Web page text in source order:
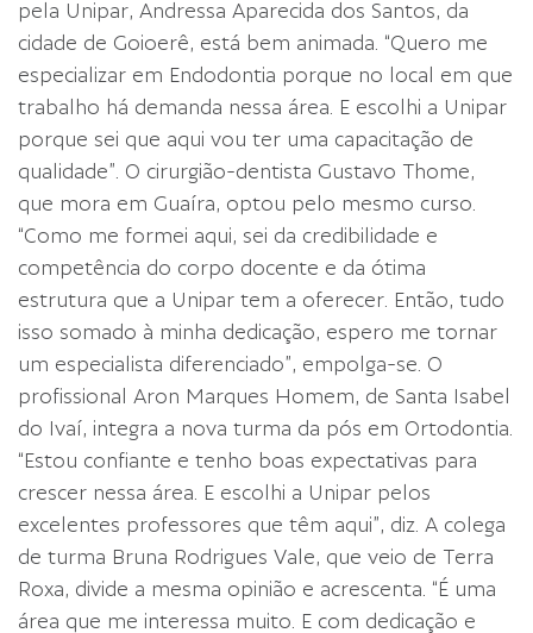
pela Unipar, Andressa Aparecida dos Santos, da
cidade de Goioerê, está bem animada. “Quero me
especializar em Endodontia porque no local em que
trabalho há demanda nessa área. E escolhi a Unipar
porque sei que aqui vou ter uma capacitação de
qualidade”. O cirurgião-dentista Gustavo Thome,
que mora em Guaíra, optou pelo mesmo curso.
“Como me formei aqui, sei da credibilidade e
competência do corpo docente e da ótima
estrutura que a Unipar tem a oferecer. Então, tudo
isso somado à minha dedicação, espero me tornar
um especialista diferenciado”, empolga-se. O
profissional Aron Marques Homem, de Santa Isabel
do Ivaí, integra a nova turma da pós em Ortodontia.
“Estou confiante e tenho boas expectativas para
crescer nessa área. E escolhi a Unipar pelos
excelentes professores que têm aqui”, diz. A colega
de turma Bruna Rodrigues Vale, que veio de Terra
Roxa, divide a mesma opinião e acrescenta. “É uma
área que me interessa muito. E com dedicação e